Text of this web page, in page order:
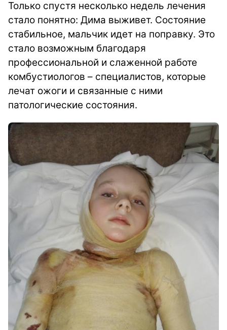
Только спустя несколько недель лечения
стало понятно: Дима выживет. Состояние
стабильное, мальчик идет на поправку. Это
стало возможным благодаря
профессиональной и слаженной работе
комбустиологов – специалистов, которые
лечат ожоги и связанные с ними
патологические состояния.